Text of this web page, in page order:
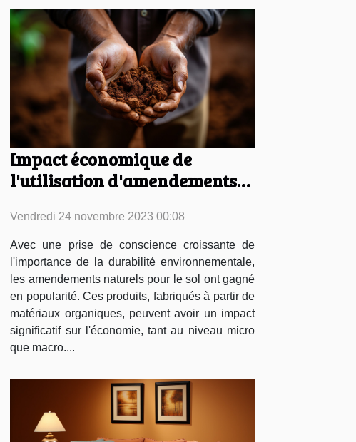
Impact économique de
l'utilisation d'amendements
Vendredi 24 novembre 2023 00:08
Avec une prise de conscience croissante de
l'importance de la durabilité environnementale,
les amendements naturels pour le sol ont gagné
en popularité. Ces produits, fabriqués à partir de
matériaux organiques, peuvent avoir un impact
significatif sur l'économie, tant au niveau micro
que macro....